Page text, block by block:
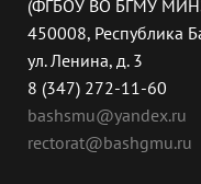
(ФГБОУ ВО БГМУ
450008, Республика
ул. Ленина, д. 3
8 (347) 272-11-60
bashsmu@yandex.ru
rectorat@bashgmu.ru